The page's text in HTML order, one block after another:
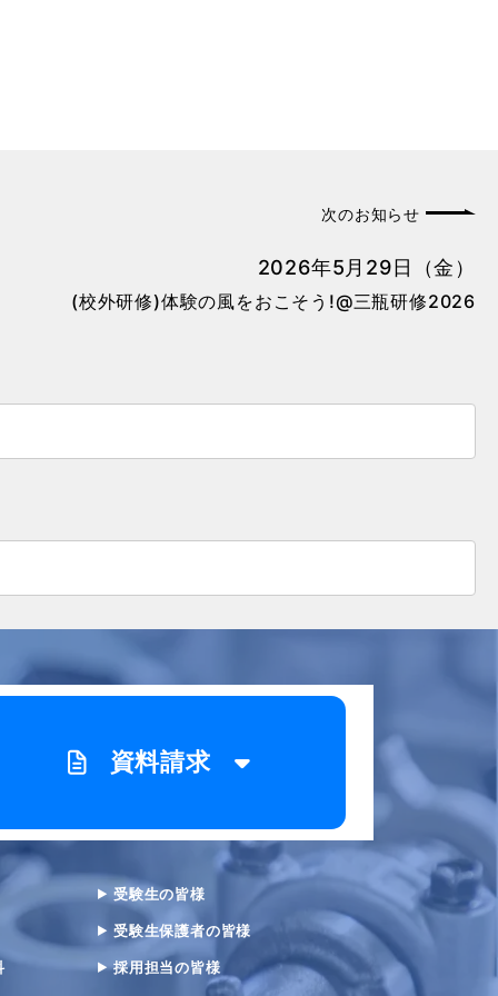
次のお知らせ
2026年5月29日（金）
(校外研修)体験の風をおこそう!@三瓶研修2026
資料請求
受験生の皆様
受験生保護者の皆様
採用担当の皆様